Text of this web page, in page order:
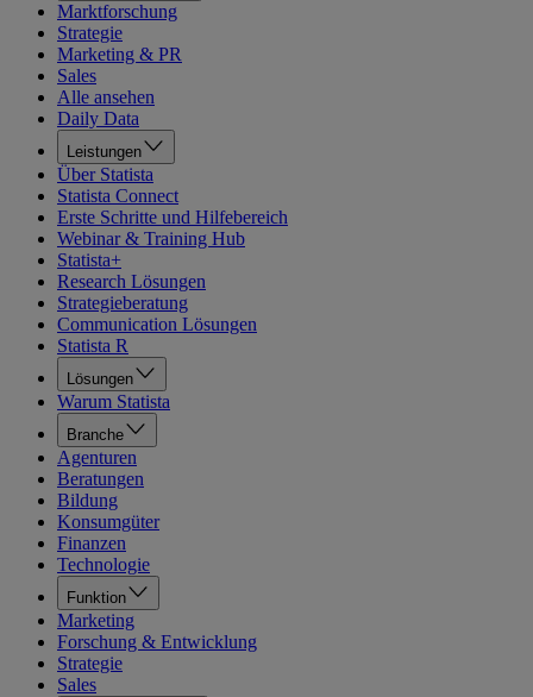
Marktforschung
Strategie
Marketing & PR
Sales
Alle ansehen
Daily Data
Leistungen
Über Statista
Statista Connect
Erste Schritte und Hilfebereich
Webinar & Training Hub
Statista+
Research Lösungen
Strategieberatung
Communication Lösungen
Statista R
Lösungen
Warum Statista
Branche
Agenturen
Beratungen
Bildung
Konsumgüter
Finanzen
Technologie
Funktion
Marketing
Forschung & Entwicklung
Strategie
Sales